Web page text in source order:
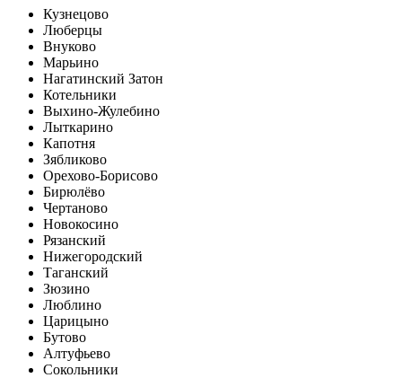
Кузнецово
Люберцы
Внуково
Марьино
Нагатинский Затон
Котельники
Выхино-Жулебино
Лыткарино
Капотня
Зябликово
Орехово-Борисово
Бирюлёво
Чертаново
Новокосино
Рязанский
Нижегородский
Таганский
Зюзино
Люблино
Царицыно
Бутово
Алтуфьево
Сокольники